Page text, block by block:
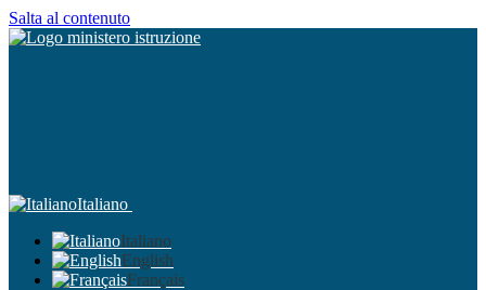
Salta al contenuto
Italiano
Italiano
English
Français